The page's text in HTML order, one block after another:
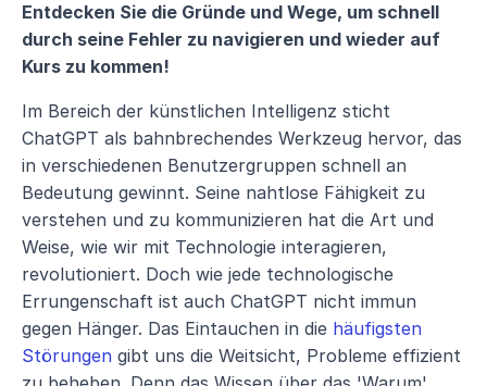
Entdecken Sie die Gründe und Wege, um schnell
durch seine Fehler zu navigieren und wieder auf
Kurs zu kommen!
Im Bereich der künstlichen Intelligenz sticht
ChatGPT als bahnbrechendes Werkzeug hervor, das
in verschiedenen Benutzergruppen schnell an
Bedeutung gewinnt. Seine nahtlose Fähigkeit zu
verstehen und zu kommunizieren hat die Art und
Weise, wie wir mit Technologie interagieren,
revolutioniert. Doch wie jede technologische
Errungenschaft ist auch ChatGPT nicht immun
gegen Hänger. Das Eintauchen in die häufigsten
Störungen gibt uns die Weitsicht, Probleme effizient